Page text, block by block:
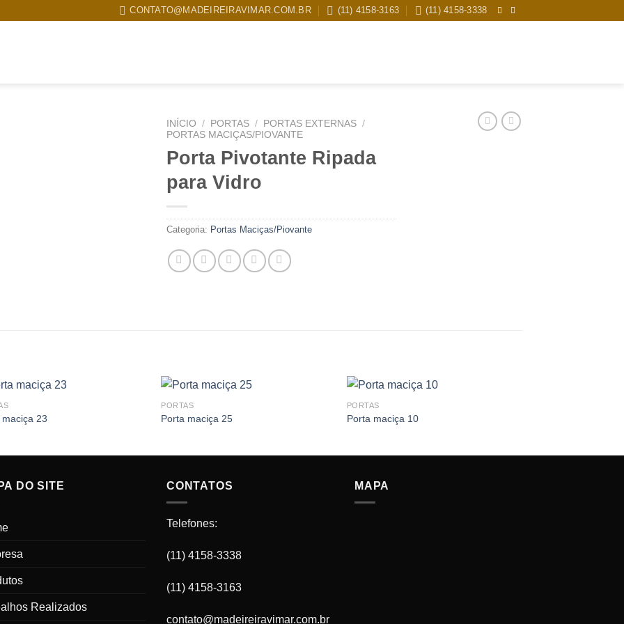
CONTATO@MADEIREIRAVIMAR.COM.BR (11) 4158-3163 (11) 4158-3338
INÍCIO / PORTAS / PORTAS EXTERNAS /
PORTAS MACIÇAS/PIOVANTE
Porta Pivotante Ripada
para Vidro
Categoria: Portas Maciças/Piovante
maciça 23
PORTAS
Porta maciça 25
PORTAS
Porta maciça 10
DO SITE
Realizados
CONTATOS
Telefones:
(11) 4158-3338
(11) 4158-3163
contato@madeireiravimar.com.br
MAPA